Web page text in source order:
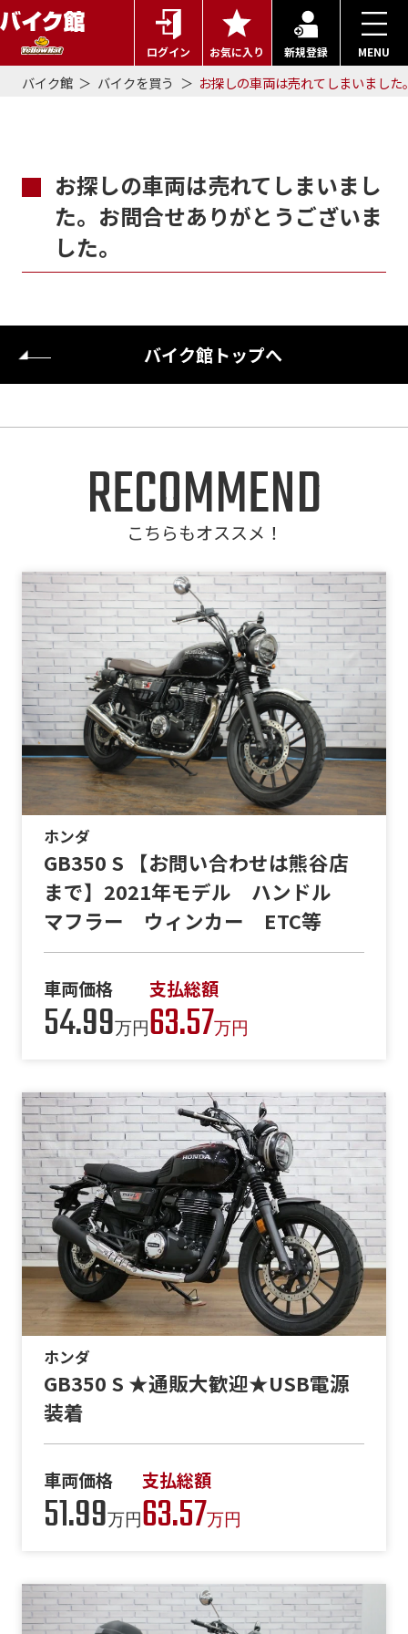
ログイン お気に入り 新規登録 MENU
バイク館 バイクを買う お探しの車両は売れてしまいまし
お探しの車両は売れてしまいまし
た。お問合せありがとうございま
した。
バイク館トップへ
RECOMMEND
こちらもオススメ！
ホンダ
GB350 S 【お問い合わせは熊谷店
まで】2021年モデル ハンドル
マフラー ウィンカー ETC等
車両価格
54.99万円
支払総額
63.57万円
ホンダ
GB350 S ★通販大歓迎★USB電源
装着
車両価格
51.99万円
支払総額
63.57万円